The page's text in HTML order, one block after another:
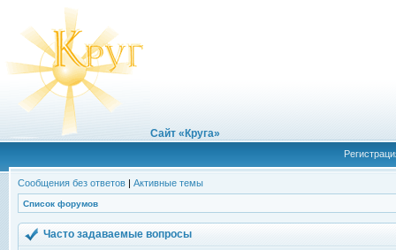
Сайт «Круга»
Сообщения без ответов | Активные темы
Список форумов
Часто задаваемые вопросы